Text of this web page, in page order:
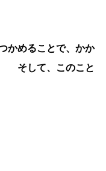
かめることで、かか
そして、このこと